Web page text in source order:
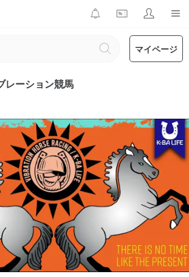
マイページ
レーション競馬